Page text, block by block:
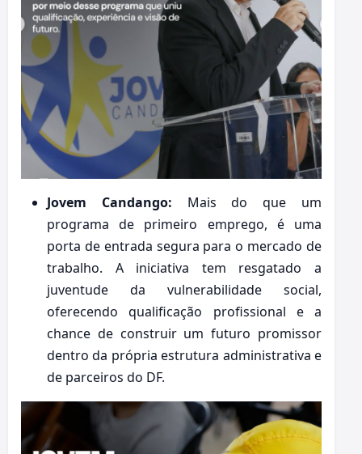
Jovem Candango: Mais do que um
programa de primeiro emprego, é uma
porta de entrada segura para o mercado de
trabalho. A iniciativa tem resgatado a
juventude da vulnerabilidade social,
oferecendo qualificação profissional e a
chance de construir um futuro promissor
dentro da própria estrutura administrativa e
de parceiros do DF.